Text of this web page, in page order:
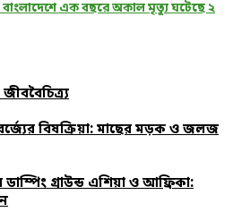
এক বছরে অকাল মৃত্যু ঘটেছে ২
বিষক্রিয়া: মাছের মড়ক ও জলজ
ডাম্পিং গ্রাউন্ড এশিয়া ও আফ্রিকা: